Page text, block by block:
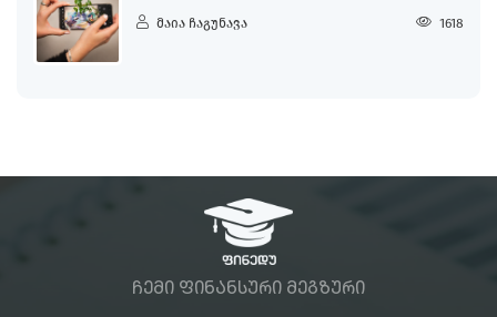
მაია ჩაგუნავა 1618
ᲩᲔᲛᲘ ᲤᲘᲜᲐᲜᲡᲣᲠᲘ ᲛᲔᲒᲖᲣᲠᲘ